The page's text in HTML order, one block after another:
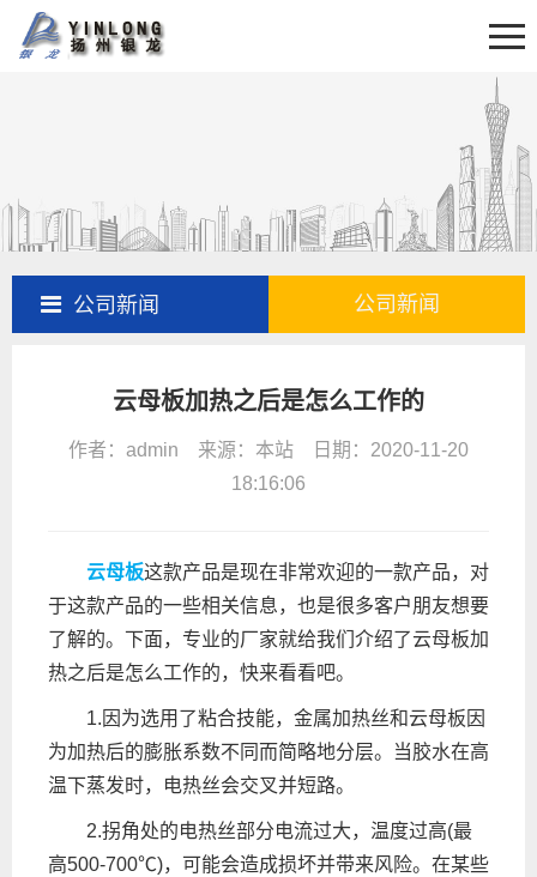
产品百科
联系我们
公司新闻 公司新闻
云母板加热之后是怎么工作的
作者：admin 来源：本站 日期：2020-11-20
18:16:06
云母板这款产品是现在非常欢迎的一款产品，对
于这款产品的一些相关信息，也是很多客户朋友想要
了解的。下面，专业的厂家就给我们介绍了云母板加
热之后是怎么工作的，快来看看吧。
1.因为选用了粘合技能，金属加热丝和云母板因
为加热后的膨胀系数不同而简略地分层。当胶水在高
温下蒸发时，电热丝会交叉并短路。
2.拐角处的电热丝部分电流过大，温度过高(最
高500-700℃)，可能会造成损坏并带来风险。在某些